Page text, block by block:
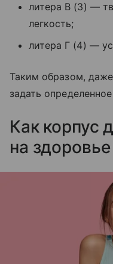
литера В (3) —
легкость;
литера Г (4) —
Таким образом,
задать
Как корпус
на